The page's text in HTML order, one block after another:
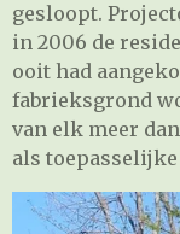
gesloopt.
in 2006 de
ooit had
fabrieksgrond
van elk meer
als